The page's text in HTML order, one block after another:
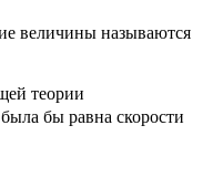
величины называются
теории
бы равна скорости